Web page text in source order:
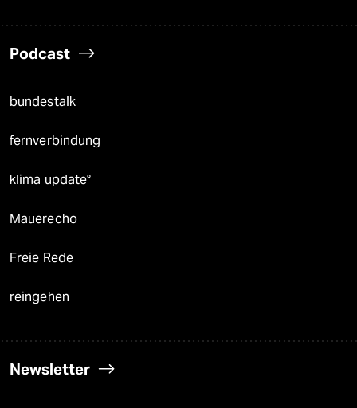
Podcast
bundestalk
fernverbindung
klima update°
Mauerecho
Freie Rede
reingehen
Newsletter